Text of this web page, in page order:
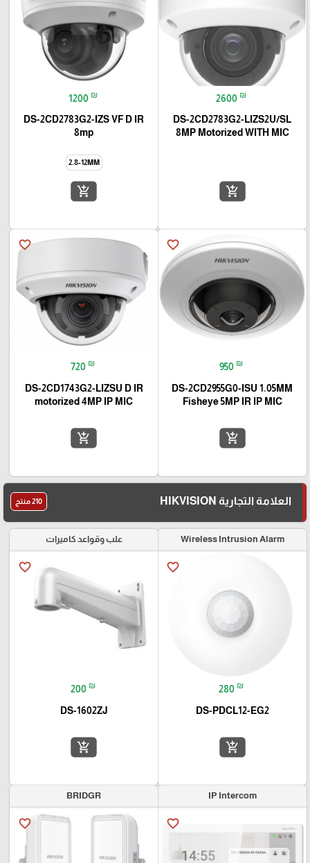
2600 ₪
DS-2CD2783G2-LIZS2U/SL
8MP Motorized WITH MIC
add_shopping_cart
1200 ₪
DS-2CD2783G2-IZS VF D IR
8mp
2.8-12MM
add_shopping_cart
favorite_border
950 ₪
DS-2CD2955G0-ISU 1.05MM
Fisheye 5MP IR IP MIC
add_shopping_cart
favorite_border
720 ₪
DS-2CD1743G2-LIZSU D IR
motorized 4MP IP MIC
add_shopping_cart
العلامة التجارية HIKVISION 210 منتج
Wireless Intrusion Alarm
favorite_border
280 ₪
DS-PDCL12-EG2
add_shopping_cart
علب وقواعد كاميرات
favorite_border
200 ₪
DS-1602ZJ
add_shopping_cart
IP Intercom
favorite_border
BRIDGR
favorite_border